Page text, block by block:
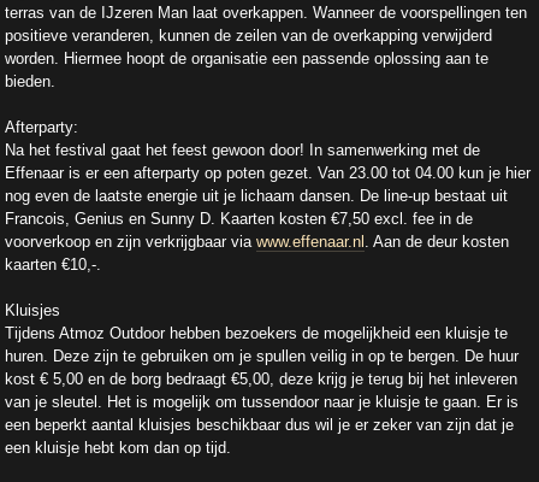
terras van de IJzeren Man laat overkappen. Wanneer de voorspellingen ten
positieve veranderen, kunnen de zeilen van de overkapping verwijderd
worden. Hiermee hoopt de organisatie een passende oplossing aan te
bieden.
Afterparty:
Na het festival gaat het feest gewoon door! In samenwerking met de
Effenaar is er een afterparty op poten gezet. Van 23.00 tot 04.00 kun je hier
nog even de laatste energie uit je lichaam dansen. De line-up bestaat uit
Francois, Genius en Sunny D. Kaarten kosten €7,50 excl. fee in de
voorverkoop en zijn verkrijgbaar via www.effenaar.nl . Aan de deur kosten
kaarten €10,-.
Kluisjes
Tijdens Atmoz Outdoor hebben bezoekers de mogelijkheid een kluisje te
huren. Deze zijn te gebruiken om je spullen veilig in op te bergen. De huur
kost € 5,00 en de borg bedraagt €5,00, deze krijg je terug bij het inleveren
van je sleutel. Het is mogelijk om tussendoor naar je kluisje te gaan. Er is
een beperkt aantal kluisjes beschikbaar dus wil je er zeker van zijn dat je
een kluisje hebt kom dan op tijd.